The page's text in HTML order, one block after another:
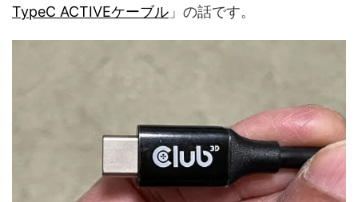
TypeC ACTIVEケーブル 」の話です。